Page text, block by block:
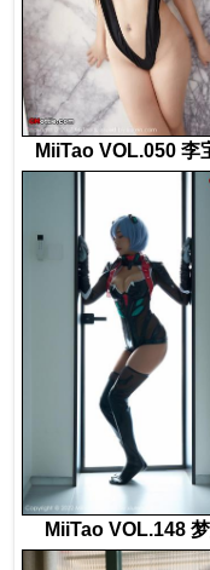
MiiTao VOL.050 李
MiiTao VOL.148